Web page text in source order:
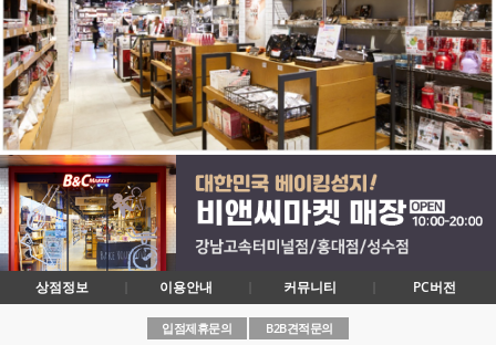
상점정보 이용안내 커뮤니티 PC버전
입점제휴문의 B2B견적문의